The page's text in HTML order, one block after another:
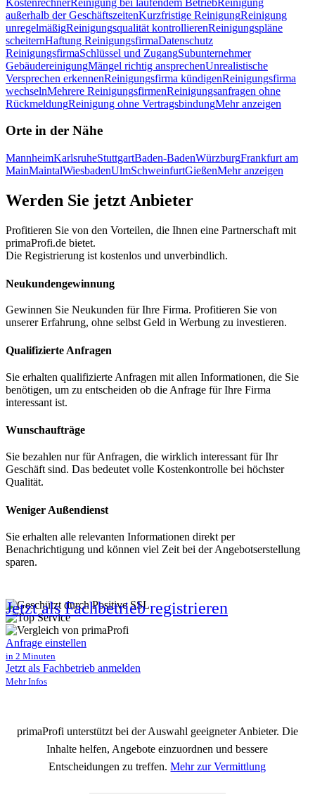
außerhalb der GeschäftszeitenKurzfristige ReinigungReinigung
unregelmäßigReinigungsqualität kontrollierenReinigungspläne
scheiternHaftung ReinigungsfirmaDatenschutz
ReinigungsfirmaSchlüssel und ZugangSubunternehmer
GebäudereinigungMängel richtig ansprechenUnrealistische
Versprechen erkennenReinigungsfirma kündigenReinigungsfirma
wechselnMehrere ReinigungsfirmenReinigungsanfragen ohne
RückmeldungReinigung ohne VertragsbindungMehr anzeigen
Orte in der Nähe
MannheimKarlsruheStuttgartBaden-BadenWürzburgFrankfurt am
MainMaintalWiesbadenUlmSchweinfurtGießenMehr anzeigen
Werden Sie jetzt Anbieter
Profitieren Sie von den Vorteilen, die Ihnen eine Partnerschaft mit
primaProfi.de bietet.
Die Registrierung ist kostenlos und unverbindlich.
Neukundengewinnung
Gewinnen Sie Neukunden für Ihre Firma. Profitieren Sie von
unserer Erfahrung, ohne selbst Geld in Werbung zu investieren.
Qualifizierte Anfragen
Sie erhalten qualifizierte Anfragen mit allen Informationen, die Sie
benötigen, um zu entscheiden ob die Anfrage für Ihre Firma
interessant ist.
Wunschaufträge
Sie bezahlen nur für Anfragen, die wirklich interessant für Ihr
Geschäft sind. Das bedeutet volle Kostenkontrolle bei höchster
Qualität.
Weniger Außendienst
Sie erhalten alle relevanten Informationen direkt per
Benachrichtigung und können viel Zeit bei der Angebotserstellung
sparen.
Jetzt als Fachbetrieb registrieren
Anfrage einstellen
in 2 Minuten
Jetzt als Fachbetrieb anmelden
Mehr Infos
primaProfi unterstützt bei der Auswahl geeigneter Anbieter. Die
Inhalte helfen, Angebote einzuordnen und bessere
Entscheidungen zu treffen.Mehr zur Vermittlung